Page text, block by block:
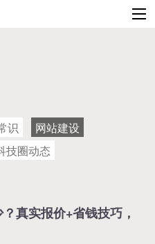
识
网站建设
技圈动态
真实报价+省钱技巧，